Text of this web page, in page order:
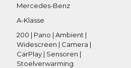
Mercedes-Benz
A-Klasse
200 | Pano | Ambient |
Widescreen | Camera |
CarPlay | Sensoren |
Stoelverwarming